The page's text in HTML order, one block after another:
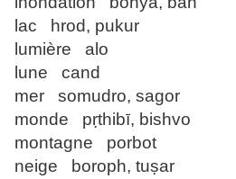
lac hrod, pukur
lumière alo
lune cand
mer somudro, sagor
monde pṛthibī, bishvo
montagne porbot
neige boroph, tuṣar